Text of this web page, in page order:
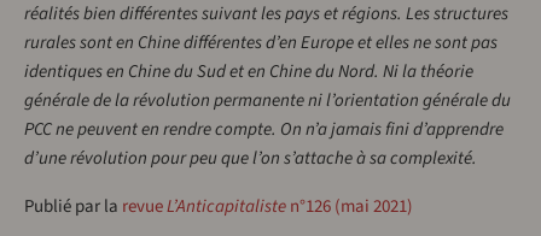
réalités bien différentes suivant les pays et régions. Les structures
rurales sont en Chine différentes d’en Europe et elles ne sont pas
identiques en Chine du Sud et en Chine du Nord. Ni la théorie
générale de la révolution permanente ni l’orientation générale du
PCC ne peuvent en rendre compte. On n’a jamais fini d’apprendre
d’une révolution pour peu que l’on s’attache à sa complexité.
Publié par la revueL’Anticapitalisten°126 (mai 2021)